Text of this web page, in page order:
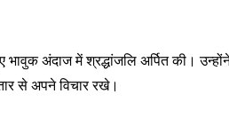
भावुक अंदाज में श्रद्धांजलि अर्पित की।
से अपने विचार रखे।